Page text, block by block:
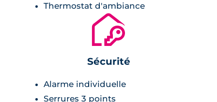
Thermostat d'ambiance
🔐
Sécurité
Alarme individuelle
Serrures 3 points